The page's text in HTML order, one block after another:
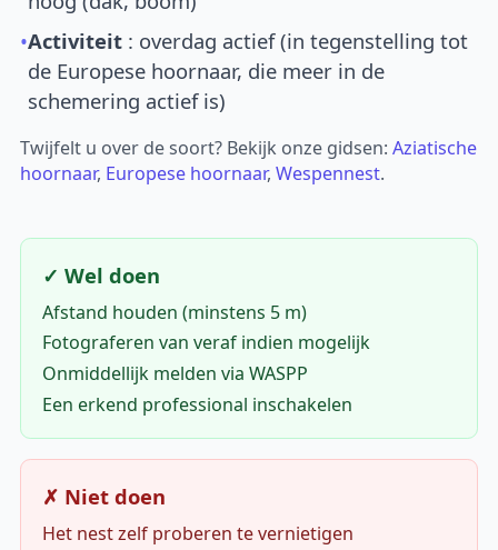
•Activiteit : overdag actief (in tegenstelling tot
de Europese hoornaar, die meer in de
schemering actief is)
Twijfelt u over de soort? Bekijk onze gidsen:Aziatische
hoornaar, Europese hoornaar,Wespennest.
✓ Wel doen
Afstand houden (minstens 5 m)
Fotograferen van veraf indien mogelijk
Onmiddellijk melden via WASPP
Een erkend professional inschakelen
✗ Niet doen
Het nest zelf proberen te vernietigen